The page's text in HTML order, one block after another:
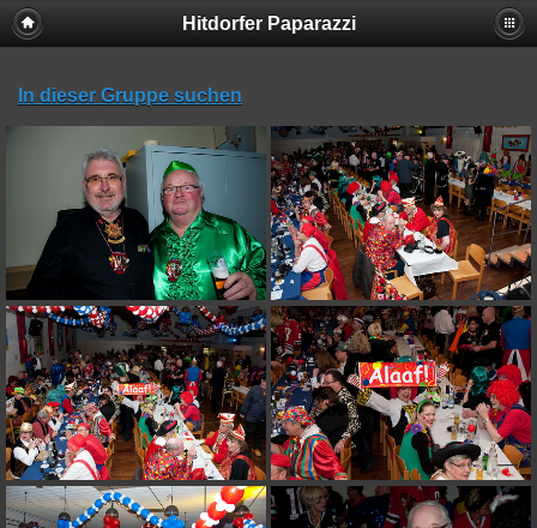
Hitdorfer Paparazzi
In dieser Gruppe suchen